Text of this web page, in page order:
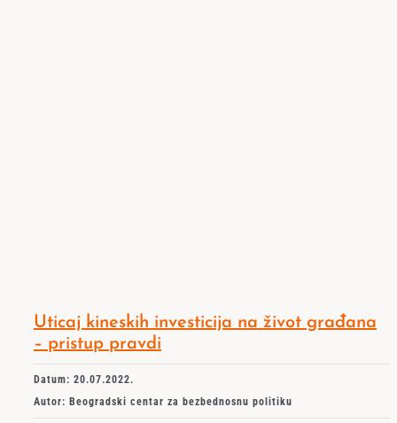
Uticaj kineskih investicija na život građana
– pristup pravdi
Datum: 20.07.2022.
Autor: Beogradski centar za bezbednosnu politiku